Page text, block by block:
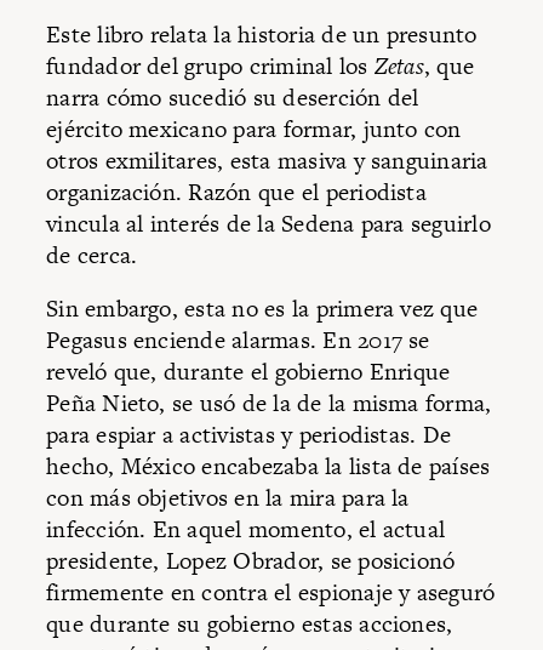
Este libro relata la historia de un presunto
fundador del grupo criminal los Zetas, que
narra cómo sucedió su deserción del
ejército mexicano para formar, junto con
otros exmilitares, esta masiva y sanguinaria
organización. Razón que el periodista
vincula al interés de la Sedena para seguirlo
de cerca.
Sin embargo, esta no es la primera vez que
Pegasus enciende alarmas. En 2017 se
reveló que, durante el gobierno Enrique
Peña Nieto, se usó de la de la misma forma,
para espiar a activistas y periodistas. De
hecho, México encabezaba la lista de países
con más objetivos en la mira para la
infección. En aquel momento, el actual
presidente, Lopez Obrador, se posicionó
firmemente en contra el espionaje y aseguró
que durante su gobierno estas acciones,